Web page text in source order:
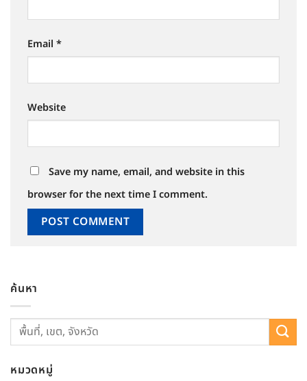
Email *
Website
Save my name, email, and website in this
browser for the next time I comment.
ค้นหา
หมวดหมู่